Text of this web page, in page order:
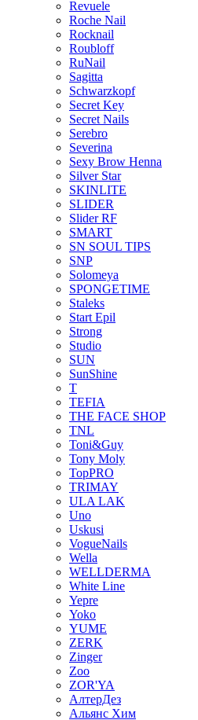
Revuele
Roche Nail
Rocknail
Roubloff
RuNail
Sagitta
Schwarzkopf
Secret Key
Secret Nails
Serebro
Severina
Sexy Brow Henna
Silver Star
SKINLITE
SLIDER
Slider RF
SMART
SN SOUL TIPS
SNP
Solomeya
SPONGETIME
Staleks
Start Epil
Strong
Studio
SUN
SunShine
T
TEFIA
THE FACE SHOP
TNL
Toni&Guy
Tony Moly
TopPRO
TRIMAY
ULA LAK
Uno
Uskusi
VogueNails
Wella
WELLDERMA
White Line
Yepre
Yoko
YUME
ZERK
Zinger
Zoo
ZOR'YA
АлтерДез
Альянс Хим